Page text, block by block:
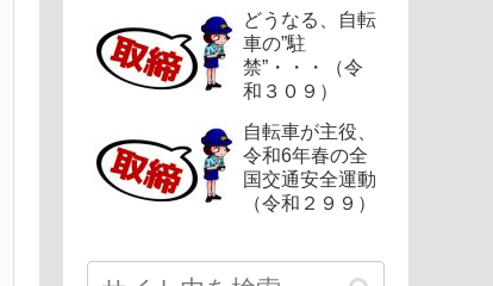
どうなる、自転
車の”駐
禁”・・・（令
和３０９）
自転車が主役、
令和6年春の全
国交通安全運動
（令和２９９）